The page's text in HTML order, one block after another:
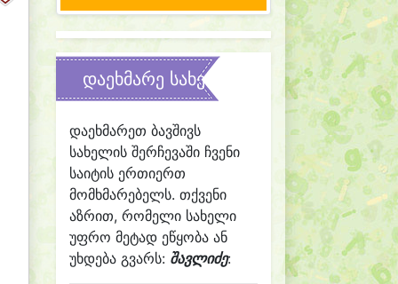
დაეხმარე სახელის შერჩევაში
დაეხმარეთ ბავშივს
სახელის შერჩევაში ჩვენი
საიტის ერთიერთ
მომხმარებელს. თქვენი
აზრით, რომელი სახელი
უფრო მეტად ეწყობა ან
უხდება გვარს: შავლიძე: